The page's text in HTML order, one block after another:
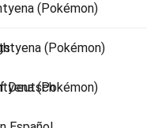
(Pokémon)
(Pokémon)
(Pokémon)
Deutsch